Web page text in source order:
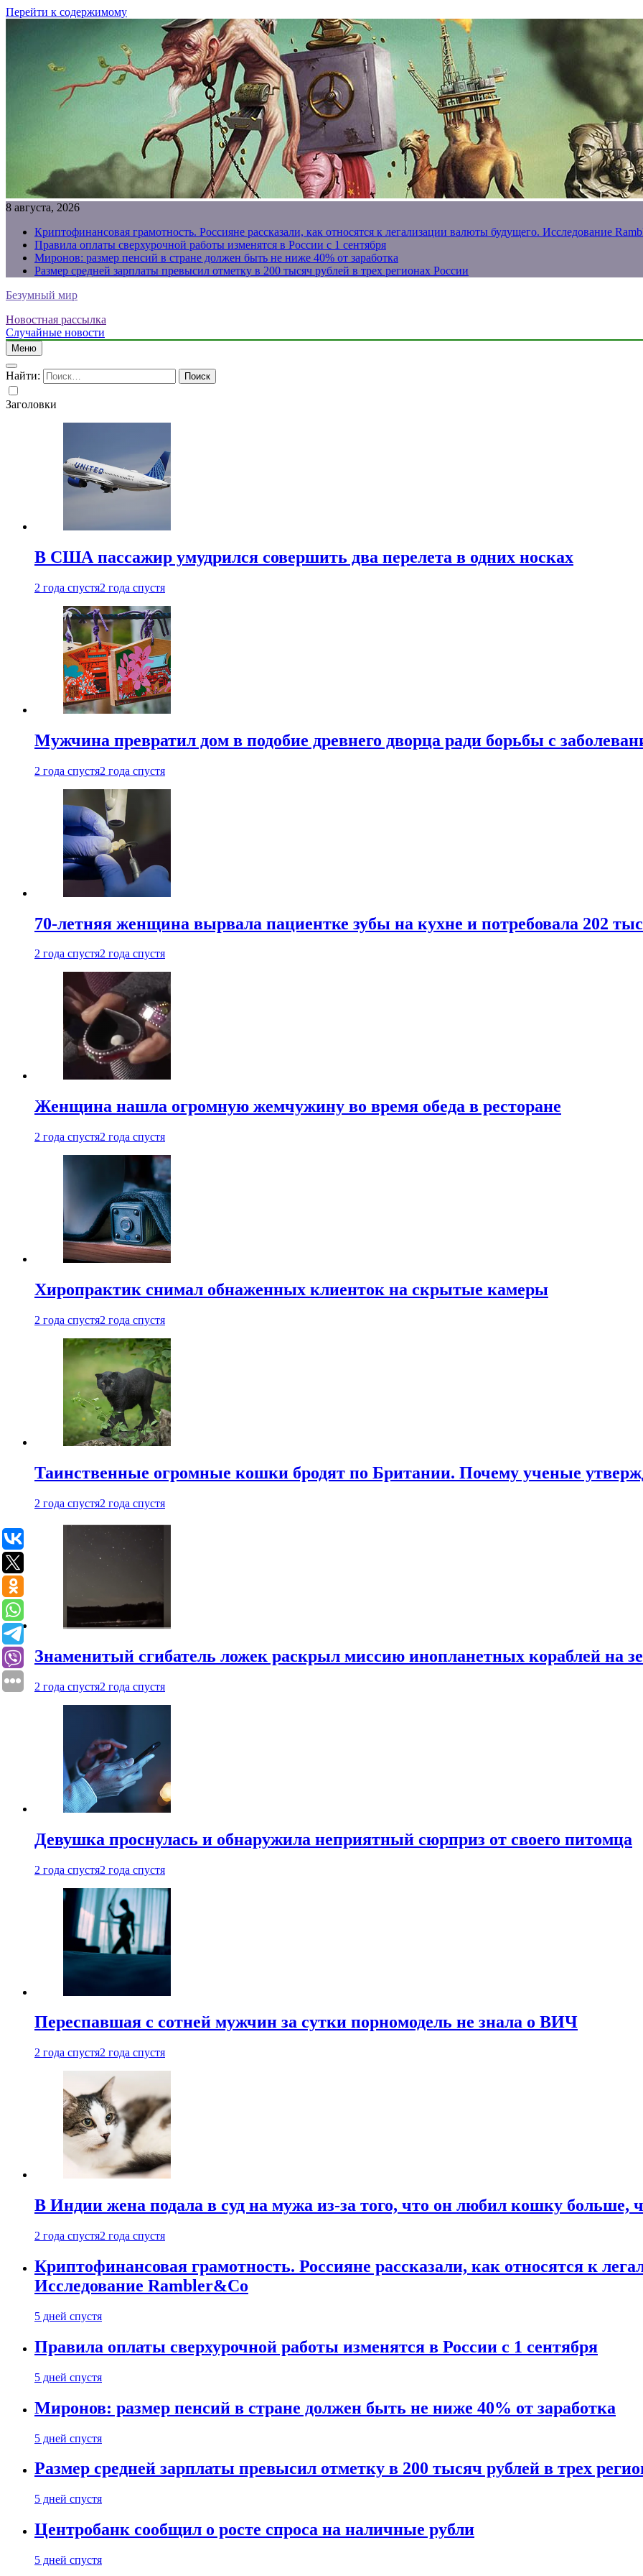
Перейти к содержимому
8 августа, 2026
Криптофинансовая грамотность. Россияне рассказали, как относятся к легализации валюты будущего. Исследование
Правила оплаты сверхурочной работы изменятся в России с 1 сентября
Миронов: размер пенсий в стране должен быть не ниже 40% от заработка
Размер средней зарплаты превысил отметку в 200 тысяч рублей в трех регионах России
Безумный мир
Новостная рассылка
Случайные новости
Меню
Найти:
Заголовки
В США пассажир умудрился совершить два перелета в одних носках
2 года спустя2 года спустя
Мужчина превратил дом в подобие древнего дворца ради борьбы с
2 года спустя2 года спустя
70-летняя женщина вырвала пациентке зубы на кухне и потребовала 202
2 года спустя2 года спустя
Женщина нашла огромную жемчужину во время обеда в ресторане
2 года спустя2 года спустя
Хиропрактик снимал обнаженных клиенток на скрытые камеры
2 года спустя2 года спустя
Таинственные огромные кошки бродят по Британии. Почему ученые
2 года спустя2 года спустя
Знаменитый сгибатель ложек раскрыл миссию инопланетных кораблей на
2 года спустя2 года спустя
Девушка проснулась и обнаружила неприятный сюрприз от своего питомца
2 года спустя2 года спустя
Переспавшая с сотней мужчин за сутки порномодель не знала о ВИЧ
2 года спустя2 года спустя
В Индии жена подала в суд на мужа из-за того, что он любил кошку больше,
2 года спустя2 года спустя
Криптофинансовая грамотность. Россияне рассказали, как относятся к
Исследование Rambler&Co
5 дней спустя
Правила оплаты сверхурочной работы изменятся в России с 1 сентября
5 дней спустя
Миронов: размер пенсий в стране должен быть не ниже 40% от заработка
5 дней спустя
Размер средней зарплаты превысил отметку в 200 тысяч рублей в трех
5 дней спустя
Центробанк сообщил о росте спроса на наличные рубли
5 дней спустя